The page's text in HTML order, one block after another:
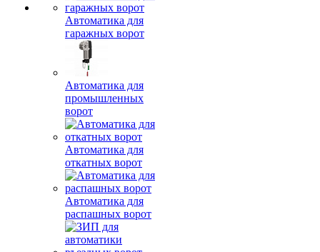
Автоматика для
гаражных ворот
Автоматика для
промышленных
ворот
Автоматика для
откатных ворот
Автоматика для
распашных ворот